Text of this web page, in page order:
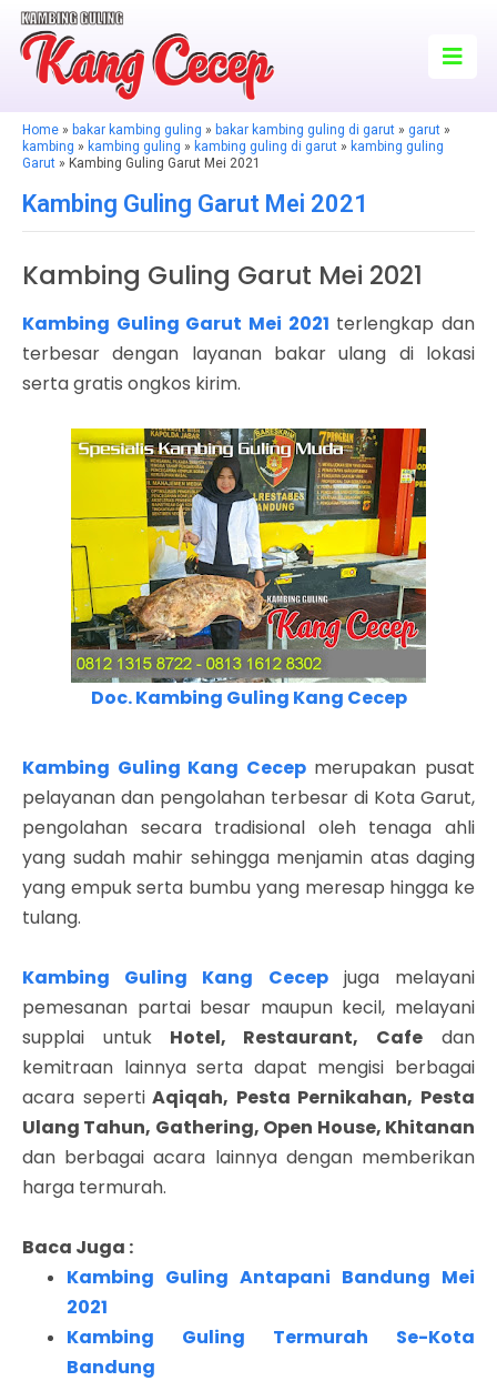
Home » bakar kambing guling » bakar kambing guling di garut » garut »
kambing » kambing guling » kambing guling di garut » kambing guling
Garut » Kambing Guling Garut Mei 2021
Kambing Guling Garut Mei 2021
Kambing Guling Garut Mei 2021
Kambing Guling Garut Mei 2021 terlengkap dan
terbesar dengan layanan bakar ulang di lokasi
serta gratis ongkos kirim.
Doc. Kambing Guling Kang Cecep
Kambing Guling Kang Cecepmerupakan pusat
pelayanan dan pengolahan terbesar di Kota Garut,
pengolahan secara tradisional oleh tenaga ahli
yang sudah mahir sehingga menjamin atas daging
yang empuk serta bumbu yang meresap hingga ke
tulang.
Kambing Guling Kang Cecepjuga melayani
pemesanan partai besar maupun kecil, melayani
supplai untukHotel, Restaurant, Cafe dan
kemitraan lainnya serta dapat mengisi berbagai
acara sepertiAqiqah, Pesta Pernikahan, Pesta
Ulang Tahun, Gathering, Open House, Khitanan
dan berbagai acara lainnya dengan memberikan
harga termurah.
Baca Juga :
Kambing Guling Antapani Bandung Mei
2021
Kambing Guling Termurah Se-Kota
Bandung